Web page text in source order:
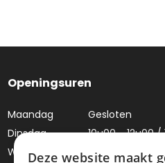
Openingsuren
Maandag
Gesloten
Dinsdag
10u00 - 12u00 /
Woensdag
10u00 - 12u00
Deze website maakt